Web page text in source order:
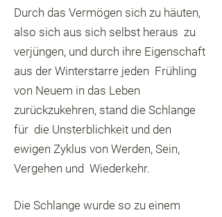
Durch das Vermögen sich zu häuten,
also sich aus sich selbst heraus zu
verjüngen, und durch ihre Eigenschaft
aus der Winterstarre jeden Frühling
von Neuem in das Leben
zurückzukehren, stand die Schlange
für die Unsterblichkeit und den
ewigen Zyklus von Werden, Sein,
Vergehen und Wiederkehr.
Die Schlange wurde so zu einem